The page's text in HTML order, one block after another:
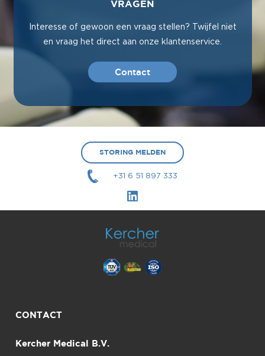
VRAGEN
Interesse of gewoon een vraag stellen? Twijfel niet
en vraag het direct aan onze klantenservice.
Contact
STORING MELDEN
+31 6 51 897 333
CONTACT
Kercher Medical B.V.